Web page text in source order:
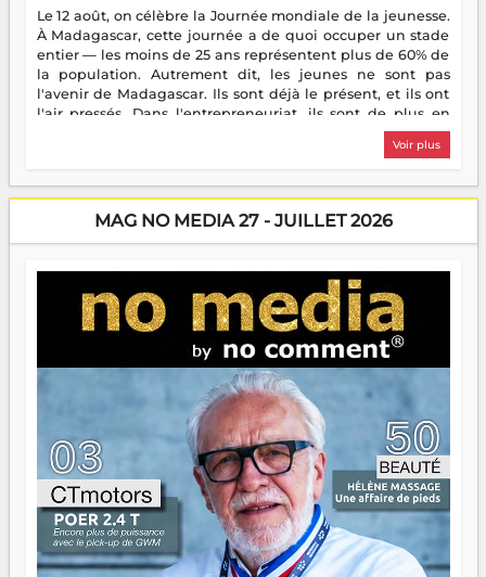
Le 12 août, on célèbre la Journée mondiale de la jeunesse.
À Madagascar, cette journée a de quoi occuper un stade
entier — les moins de 25 ans représentent plus de 60% de
la population. Autrement dit, les jeunes ne sont pas
l'avenir de Madagascar. Ils sont déjà le présent, et ils ont
l'air pressés. Dans l'entrepreneuriat, ils sont de plus en
plus nombreux à se lancer, à créer, à risquer — souvent
sans filet, souvent sans aide, mais toujours avec cette
dorment vraiment la nuit. En culture, les nouvelles sont
encore meilleures. Aina Rasamoelina vient de décrocher le
Prix RFI Instrumental Afrique. Miangaly Elia rafle le Prix
jeunes qui tiennent la torche. Alors oui, on pourrait
s'arrêter là, applaudir et rentrer chez soi satisfait. Mais ce
serait passer à côté d'une chose essentielle. La fougue, ça
brûle fort — et parfois, ça brûle vite. Une flamme sans
direction peut éclairer autant qu'elle peut consumer. C'est
là que les aînés entrent en scène — pas pour reprendre le
gouvernail, mais pour montrer où sont les récifs. Les jeunes
ont la force, les vieux ont l'expérience, comme on dit. Ce
n'est pas un combat de générations — c'est une question
d'équipage. Partagez vos réussites, mais aussi vos échecs.
Surtout vos échecs, d'ailleurs — ils enseignent mieux que
n'importe quel manuel. À Madagascar, la barque avance.
Il faut juste s'assurer que tout le monde rame dans le
même sens.
Voir plus
MAG NO MEDIA 27 - JUILLET 2026